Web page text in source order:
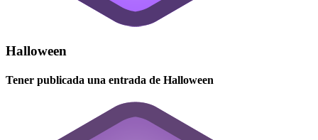
Halloween
Tener publicada una entrada de Halloween